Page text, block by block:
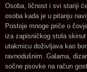
Osoba, ličnost i svi stariji
osoba kada je u pitanju
Postoje mnoge priče o
iza zapisničkog stola
utakmicu doživljava kao
ravnodušnim. Galama,
sočne psovke na račun